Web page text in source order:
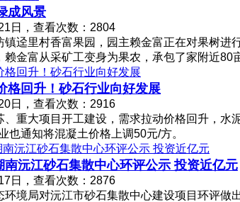
成风景
日，查看次数：2804
镇迳里村香富果园，园主赖金富正在对果树
赖金富从采矿工变身为果农，承包了家附近80
格回升！砂石行业向好发展
日，查看次数：2916
、重大项目开工建设，需求拉动价格回升，
也通知将混凝土价格上调50元/方。
沅江砂石集散中心环评公示 投资近亿元
日，查看次数：2876
环境局对沅江市砂石集散中心建设项目环评